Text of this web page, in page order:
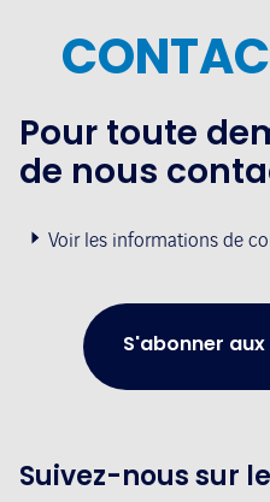
Pour toute
de nous
Voir les informations de
S'abonner
Suivez-nous sur